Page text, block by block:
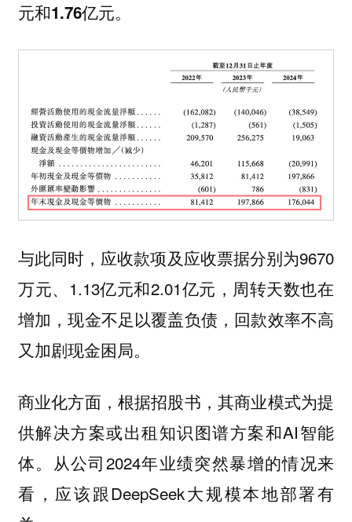
元和1.76亿元。
与此同时，应收款项及应收票据分别为9670
万元、1.13亿元和2.01亿元，周转天数也在
增加，现金不足以覆盖负债，回款效率不高
又加剧现金困局。
商业化方面，根据招股书，其商业模式为提
供解决方案或出租知识图谱方案和AI智能
体。从公司2024年业绩突然暴增的情况来
看，应该跟DeepSeek大规模本地部署有